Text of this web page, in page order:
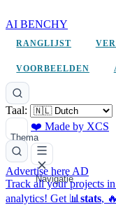
AI BENCHY
RANGLIJST
VOORBEELDEN
Taal:
Thema
❤️ Made by XCS
Navigatie
Advertise here AD
Track all your projects
analytics! Get 📊 stats, 🔥